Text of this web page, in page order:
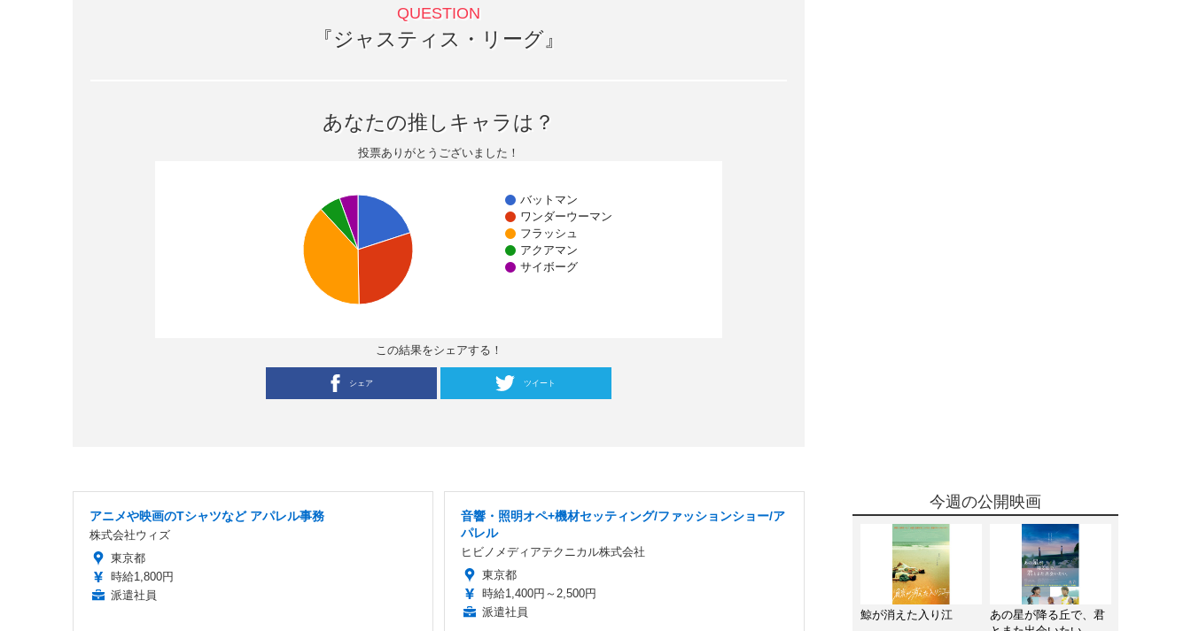
『ジャスティス・リーグ』
あなたの推しキャラは？
投票ありがとうございました！
バットマン
ワンダーウーマン
フラッシュ
アクアマン
サイボーグ
この結果をシェアする！
シェア ツイート
アニメや映画のTシャツなど アパレル事務
株式会社ウィズ
東京都
時給1,800円
派遣社員
音響・照明オペ+機材セッティング/ファッションショー/ア
パレル
ヒビノメディアテクニカル株式会社
東京都
時給1,400円～2,500円
派遣社員
今週の公開映画
鯨が消えた入り江
あの星が降る丘で、君